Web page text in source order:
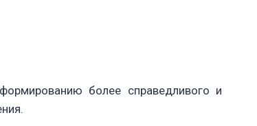
более справедливого и